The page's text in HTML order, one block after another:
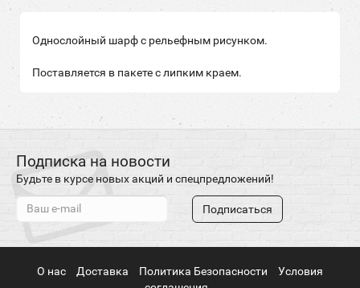
Однослойный шарф с рельефным рисунком.
Поставляется в пакете с липким краем.
Подписка на новости
Будьте в курсе новых акций и спецпредложений!
Подписаться
О нас Доставка Политика Безопасности
Условия